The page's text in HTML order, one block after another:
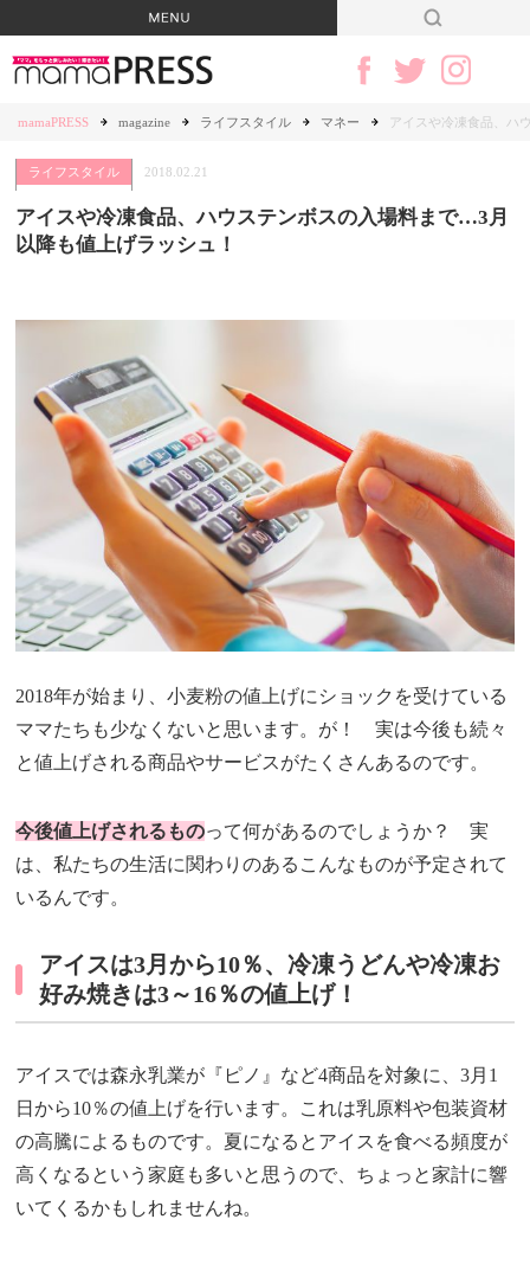
mamaPRESS magazine ライフスタイル マネー アイスや冷凍食品、ハ
ライフスタイル 2018.02.21
アイスや冷凍食品、ハウステンボスの入場料まで…3月
以降も値上げラッシュ！
2018年が始まり、小麦粉の値上げにショックを受けている
ママたちも少なくないと思います。が！ 実は今後も続々
と値上げされる商品やサービスがたくさんあるのです。
今後値上げされるものって何があるのでしょうか？ 実
は、私たちの生活に関わりのあるこんなものが予定されて
いるんです。
アイスは3月から10％、冷凍うどんや冷凍お
好み焼きは3～16％の値上げ！
アイスでは森永乳業が『ピノ』など4商品を対象に、3月1
日から10％の値上げを行います。これは乳原料や包装資材
の高騰によるものです。夏になるとアイスを食べる頻度が
高くなるという家庭も多いと思うので、ちょっと家計に響
いてくるかもしれませんね。